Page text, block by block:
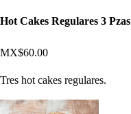
Hot Cakes Regulares 3 Pzas
MX$60.00
Tres hot cakes regulares.